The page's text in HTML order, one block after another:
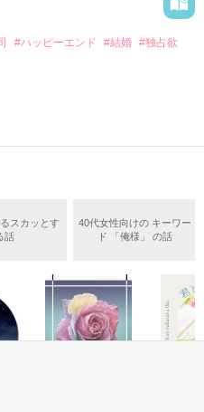
です＊
命じられた美桜は、猫の世
#ハッピーエンド #結婚 #独占欲
。
がいるのだが、後輩の姫原由
鹿にされ、一人こっそり泣い
！』🐥
スカッとす
話
40代女性向けの キーワー
ド 「俺様」 の話